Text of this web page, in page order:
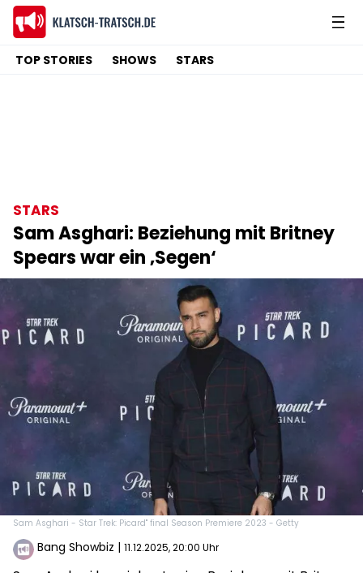
TOP STORIES SHOWS STARS
STARS
Sam Asghari: Beziehung mit Britney
Spears war ein ‚Segen‘
Sam Asghari - Star Trek: Picard" final Season Premiere 2023 - Getty
Bang Showbiz | 11.12.2025, 20:00 Uhr